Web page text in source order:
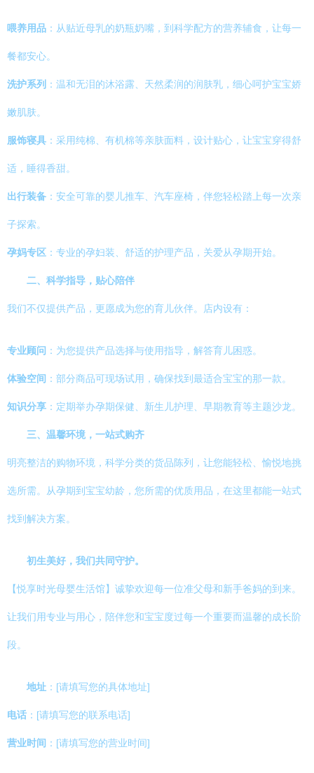
喂养用品 ：从贴近母乳的奶瓶奶嘴，到科学配方的营养辅食，让每一
餐都安心。
洗护系列 ：温和无泪的沐浴露、天然柔润的润肤乳，细心呵护宝宝娇
嫩肌肤。
服饰寝具 ：采用纯棉、有机棉等亲肤面料，设计贴心，让宝宝穿得舒
适，睡得香甜。
出行装备 ：安全可靠的婴儿推车、汽车座椅，伴您轻松踏上每一次亲
子探索。
孕妈专区 ：专业的孕妇装、舒适的护理产品，关爱从孕期开始。
二、科学指导，贴心陪伴
我们不仅提供产品，更愿成为您的育儿伙伴。店内设有：
专业顾问 ：为您提供产品选择与使用指导，解答育儿困惑。
体验空间 ：部分商品可现场试用，确保找到最适合宝宝的那一款。
知识分享 ：定期举办孕期保健、新生儿护理、早期教育等主题沙龙。
三、温馨环境，一站式购齐
明亮整洁的购物环境，科学分类的货品陈列，让您能轻松、愉悦地挑
选所需。从孕期到宝宝幼龄，您所需的优质用品，在这里都能一站式
找到解决方案。
初生美好，我们共同守护。
【悦享时光母婴生活馆】诚挚欢迎每一位准父母和新手爸妈的到来。
让我们用专业与用心，陪伴您和宝宝度过每一个重要而温馨的成长阶
段。
地址 ：[请填写您的具体地址]
电话 ：[请填写您的联系电话]
营业时间 ：[请填写您的营业时间]